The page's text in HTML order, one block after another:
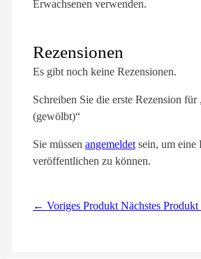
Erwachsenen verwenden.
Rezensionen
Es gibt noch keine Rezensionen.
Schreiben Sie die erste Rezension für
(gewölbt)“
Sie müssen angemeldet sein, um eine
veröffentlichen zu können.
← Voriges Produkt Nächstes